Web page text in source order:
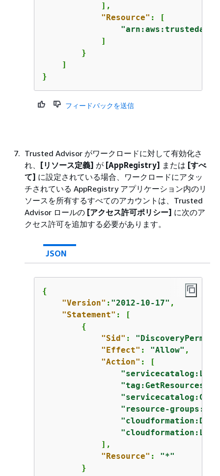
            ],
"Resource" : [
            ]
        }
    ]
}
フィードバックを送信
Trusted Advisor がワークロードに対して有効化さ
れ、 [リソース定義] が [AppRegistry] または [すべ
て] に設定されている場合、ワークロードにアタッ
チされている AppRegistry アプリケーション内のリ
ソースを所有するすべてのアカウントは、Trusted
Advisor ロールの [アクセス許可ポリシー] に次のア
クセス許可を追加する必要があります。
JSON
{
"Version" : "2012-10-17" ,
"Statement" : [
{
"Sid" :
"Effect" : "Allow" ,
"Action" : [
"tag:GetResources"
"resource-
            ],
"Resource" : "*"
        }